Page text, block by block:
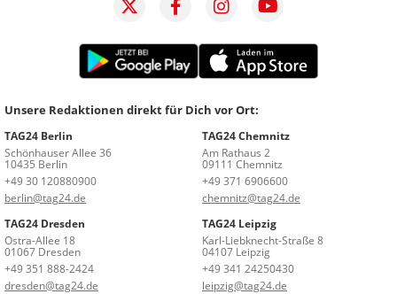
Unsere Redaktionen direkt für Dich vor Ort:
TAG24 Berlin
Schönhauser Allee 36
10435 Berlin
+49 30 120880900
berlin@tag24.de
TAG24 Chemnitz
Am Rathaus 2
09111 Chemnitz
+49 371 6906600
chemnitz@tag24.de
TAG24 Dresden
Ostra-Allee 18
01067 Dresden
+49 351 888-2424
dresden@tag24.de
TAG24 Leipzig
Karl-Liebknecht-Straße 8
04107 Leipzig
+49 341 24250430
leipzig@tag24.de